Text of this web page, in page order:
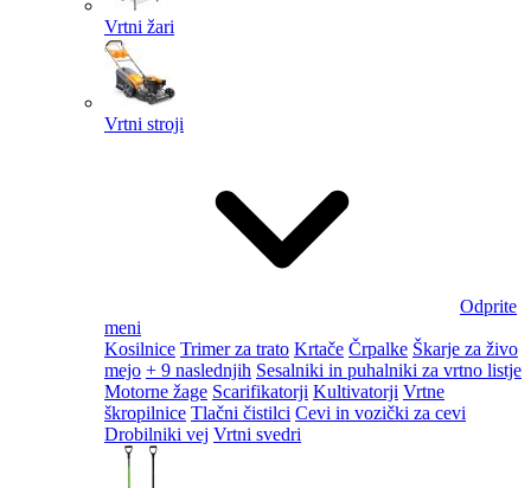
Vrtni žari
Vrtni stroji
Odprite
meni
Kosilnice Trimer za trato Krtače Črpalke Škarje za živo
mejo + 9 naslednjih Sesalniki in puhalniki za vrtno listje
Motorne žage Scarifikatorji Kultivatorji Vrtne
škropilnice Tlačni čistilci Cevi in vozički za cevi
Drobilniki vej Vrtni svedri